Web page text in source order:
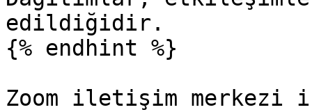
edildiğidir.
{% endhint %}
Zoom iletişim merkezi